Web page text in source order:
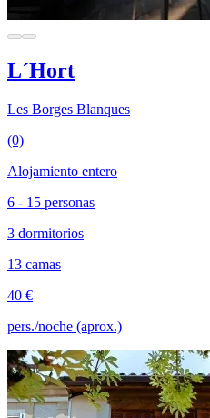
L´Hort
Les Borges Blanques
(0)
Alojamiento entero
6 - 15 personas
3 dormitorios
13 camas
40 €
pers./noche (aprox.)